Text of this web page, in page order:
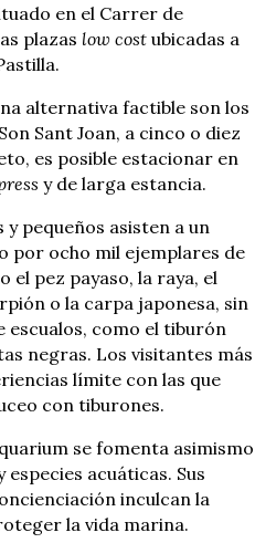
en el Carrer de
plazas low cost ubicadas a
alternativa factible son los
Sant Joan, a cinco o diez
es posible estacionar en
y de larga estancia.
pequeños asisten a un
por ocho mil ejemplares de
el pez payaso, la raya, el
o la carpa japonesa, sin
escualos, como el tiburón
negras. Los visitantes más
límite con las que
con tiburones.
se fomenta asimismo
acuáticas. Sus
inculcan la
la vida marina.